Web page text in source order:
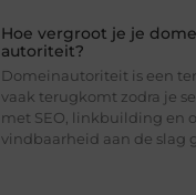
Hoe vergroot je je
autoriteit?
Domeinautoriteit is een
vaak terugkomt zodra je
met SEO, linkbuilding en
vindbaarheid aan de slag